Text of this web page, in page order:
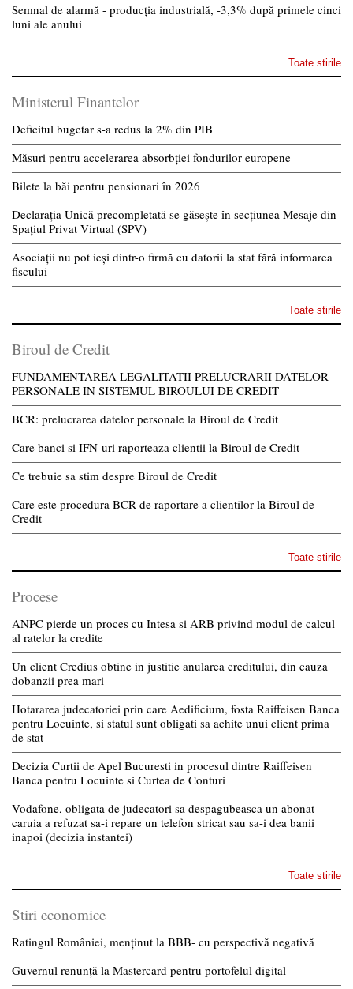
Semnal de alarmă - producția industrială, -3,3% după primele cinci
luni ale anului
Toate stirile
Ministerul Finantelor
Deficitul bugetar s-a redus la 2% din PIB
Măsuri pentru accelerarea absorbției fondurilor europene
Bilete la băi pentru pensionari în 2026
Declarația Unică precompletată se găsește în secțiunea Mesaje din
Spațiul Privat Virtual (SPV)
Asociații nu pot ieși dintr-o firmă cu datorii la stat fără informarea
fiscului
Toate stirile
Biroul de Credit
FUNDAMENTAREA LEGALITATII PRELUCRARII DATELOR
PERSONALE IN SISTEMUL BIROULUI DE CREDIT
BCR: prelucrarea datelor personale la Biroul de Credit
Care banci si IFN-uri raporteaza clientii la Biroul de Credit
Ce trebuie sa stim despre Biroul de Credit
Care este procedura BCR de raportare a clientilor la Biroul de
Credit
Toate stirile
Procese
ANPC pierde un proces cu Intesa si ARB privind modul de calcul
al ratelor la credite
Un client Credius obtine in justitie anularea creditului, din cauza
dobanzii prea mari
Hotararea judecatoriei prin care Aedificium, fosta Raiffeisen Banca
pentru Locuinte, si statul sunt obligati sa achite unui client prima
de stat
Decizia Curtii de Apel Bucuresti in procesul dintre Raiffeisen
Banca pentru Locuinte si Curtea de Conturi
Vodafone, obligata de judecatori sa despagubeasca un abonat
caruia a refuzat sa-i repare un telefon stricat sau sa-i dea banii
inapoi (decizia instantei)
Toate stirile
Stiri economice
Ratingul României, menținut la BBB- cu perspectivă negativă
Guvernul renunță la Mastercard pentru portofelul digital